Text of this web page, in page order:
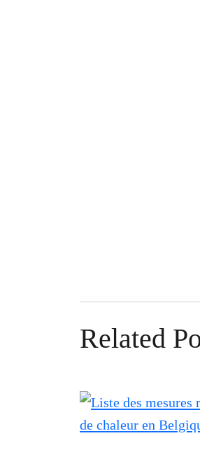
Related